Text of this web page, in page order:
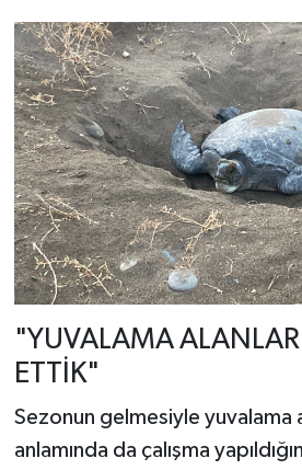
"YUVALAMA
ETTİK"
Sezonun gelmesiyle yuvalama
anlamında da çalışma